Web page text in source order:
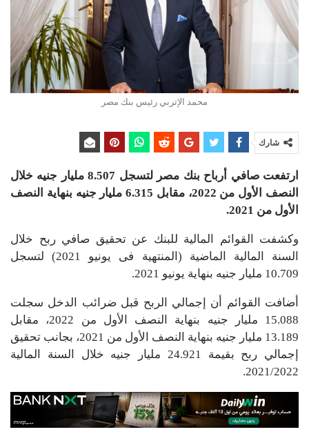
محمد الإتربي رئيس بنك مصر
شارك
ارتفعت صافي أرباح بنك مصر لتسجل 8.507 مليار جنيه خلال
النصف الأول من 2022، مقابل 6.315 مليار جنيه بنهاية النصف
الأول من 2021.
وكشفت القوائم المالية للبنك عن تحقيق صافي ربح خلال
السنة المالية الماضية (المنتهية فى يونيو 2021) لتسجل
10.709 مليار جنيه بنهاية يونيو 2021.
أضافت القوائم أن إجمالي الربح قبل ضرائب الدخل سجلت
15.088 مليار جنيه بنهاية النصف الأول من 2022، مقابل
13.189 مليار جنيه بنهاية النصف الأول من 2021، بجانب تحقيق
إجمالي ربح بقيمة 24.921 مليار جنيه خلال السنة المالية
2021/2022.